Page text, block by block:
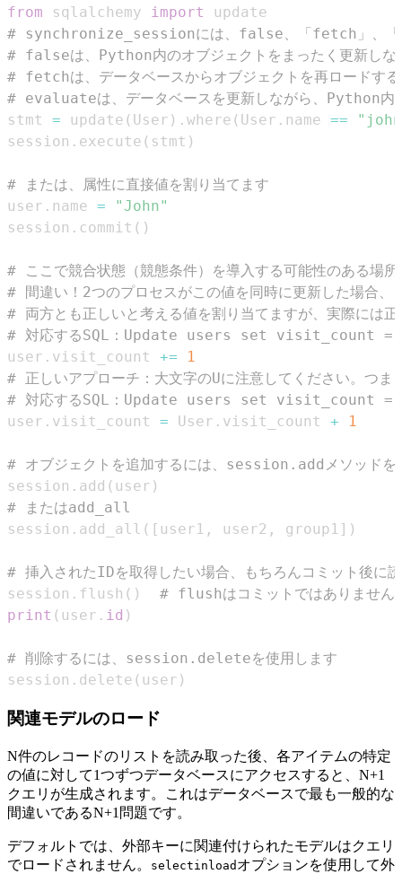
from sqlalchemy import
# synchronize_sessionには、false、「fetch」、「
# falseは、Python内のオブジェクトをまったく更新しな
# fetchは、データベースからオブジェクトを再ロードする
# evaluateは、データベースを更新しながら、Python内
stmt = update ( User ) . where ( User . name ==
session . execute ( stmt )
# または、属性に直接値を割り当てます
user . name =
"John"
session . commit ( )
# ここで競合状態（競態条件）を導入する可能性のある場所
# 間違い！2つのプロセスがこの値を同時に更新した場合、
# 両方とも正しいと考える値を割り当てますが、実際に
# 対応するSQL：Update users set visit_count
user . visit_count +=
1
# 正しいアプローチ：大文字のUに注意してください。つま
# 対応するSQL：Update users set
user . visit_count = User . visit_count + 1
# オブジェクトを追加するには、session.addメソッドを
session . add ( user )
# またはadd_all
session . add_all ( [ user1 , user2 , group1 ] )
# 挿入されたIDを取得したい場合、もちろんコミット後に
session . flush ( )
# flushはコミットではありません。
print ( user . id )
# 削除するには、session.deleteを使用します
session . delete ( user )
関連モデルのロード
N件のレコードのリストを読み取った後、各アイテムの特定
の値に対して1つずつデータベースにアクセスすると、N+1
クエリが生成されます。これはデータベースで最も一般的な
間違いであるN+1問題です。
デフォルトでは、外部キーに関連付けられたモデルはクエリ
でロードされません。
selectinload オプションを使用して外